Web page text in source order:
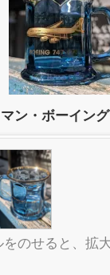
ン・ボーイン
のせると、拡